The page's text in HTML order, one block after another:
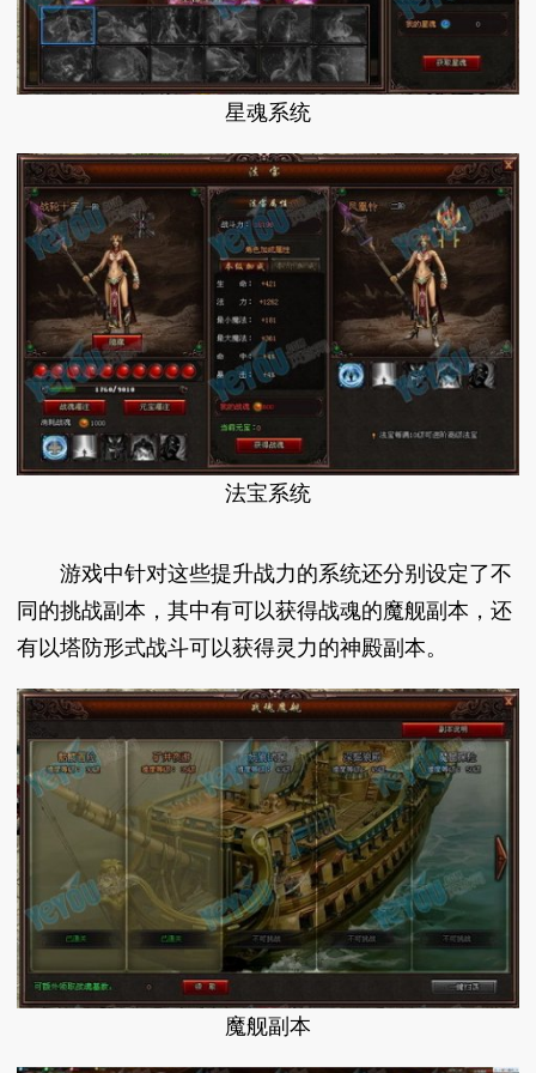
星魂系统
法宝系统
游戏中针对这些提升战力的系统还分别设定了不
同的挑战副本，其中有可以获得战魂的魔舰副本，还
有以塔防形式战斗可以获得灵力的神殿副本。
魔舰副本